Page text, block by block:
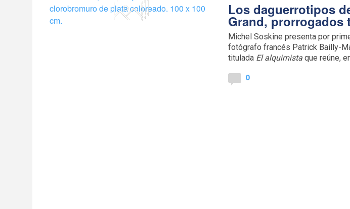
Los daguerrotipos
Grand, prorrogados
Michel Soskine presenta por
fotógrafo francés Patrick Bailly-
titulada El alquimista que reúne,
0